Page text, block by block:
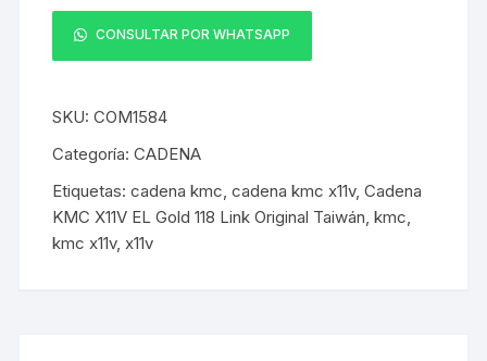
KMC
X11V
EL
118
Link
Taiwán
cantidad
CONSULTAR POR WHATSAPP
SKU:COM1584
Categoría:CADENA
Etiquetas:cadena kmc,cadena kmc x11v,Cadena
KMC X11V EL Gold 118 Link Original Taiwán,kmc,
kmc x11v,x11v